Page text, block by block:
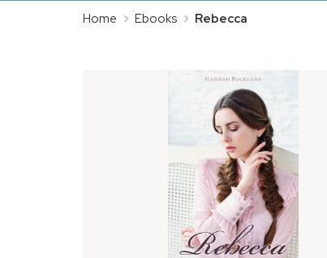
Home Ebooks Rebecca